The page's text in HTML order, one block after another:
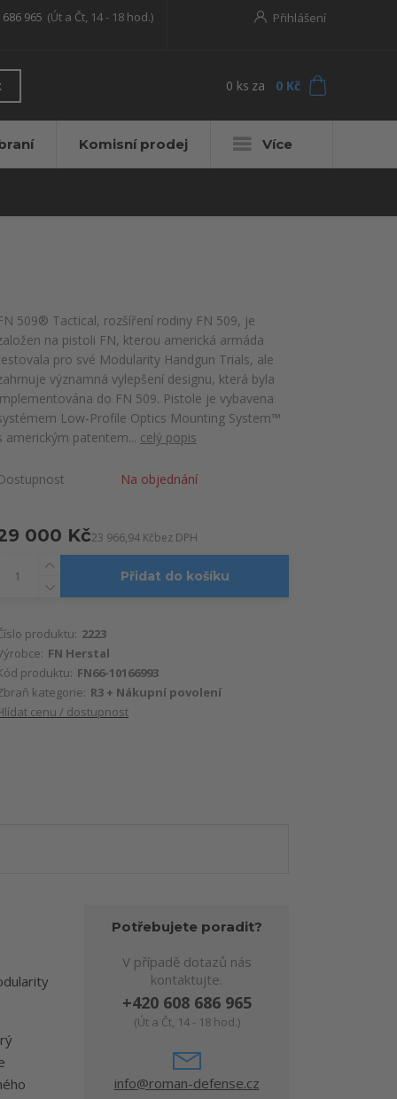
Přihlášení
965 (Út a Čt, 14 - 18 hod.)
0 ks za 0 Kč
Komisní prodej Více
509® Tactical, rozšíření rodiny FN 509, je
na pistoli FN, kterou americká armáda
pro své Modularity Handgun Trials, ale
významná vylepšení designu, která byla
do FN 509. Pistole je vybavena
Low-Profile Optics Mounting System™
americkým patentem... celý popis
Na objednání
000 Kč23 966,94 Kčbez DPH
Přidat do košíku
produktu: 2223
FN Herstal
produktu: FN66-10166993
kategorie: R3 + Nákupní povolení
cenu / dostupnost
Potřebujete poradit?
V případě dotazů nás
kontaktujte.
+420 608 686 965
(Út a Čt, 14 - 18 hod.)
info@roman-defense.cz